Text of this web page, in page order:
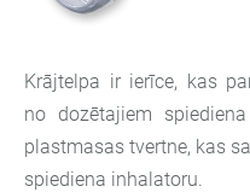
Krājtelpa ir ierīce, kas
no dozētajiem
plastmasas tvertne, kas
spiediena inhalatoru.